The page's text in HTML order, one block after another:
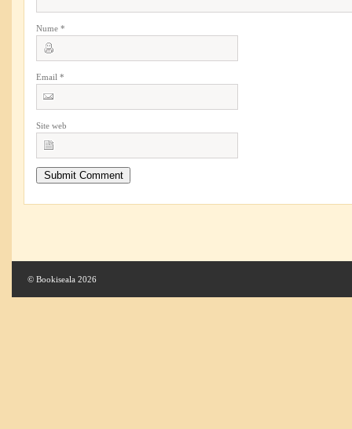
Nume *
Email *
Site web
© Bookiseala 2026